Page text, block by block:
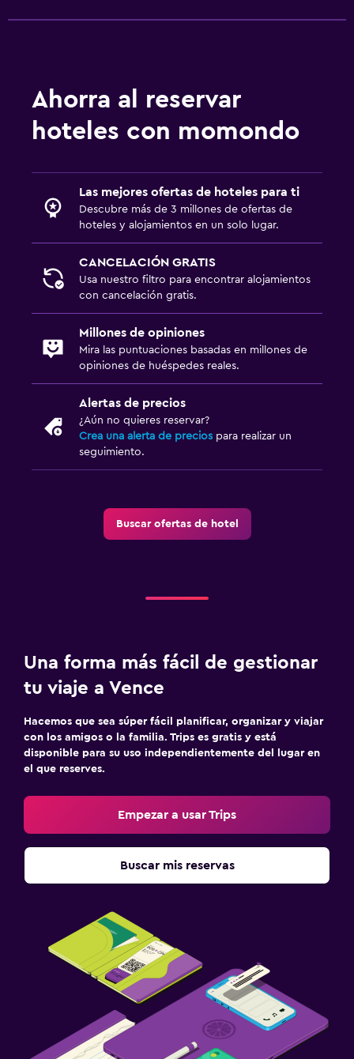
Ahorra al reservar
hoteles con momondo
Las mejores ofertas de hoteles para ti
Descubre más de 3 millones de ofertas de
hoteles y alojamientos en un solo lugar.
CANCELACIÓN GRATIS
Usa nuestro filtro para encontrar alojamientos
con cancelación gratis.
Millones de opiniones
Mira las puntuaciones basadas en millones de
opiniones de huéspedes reales.
Alertas de precios
¿Aún no quieres reservar?
Crea una alerta de precios para realizar un
seguimiento.
Buscar ofertas de hotel
Una forma más fácil de gestionar
tu viaje a Vence
Hacemos que sea súper fácil planificar, organizar y viajar
con los amigos o la familia. Trips es gratis y está
disponible para su uso independientemente del lugar en
el que reserves.
Empezar a usar Trips
Buscar mis reservas